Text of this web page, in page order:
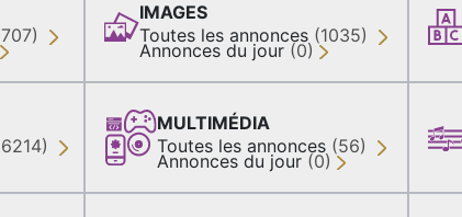
IMAGES
Toutes les annonces (1035)
Annonces du jour (0)
MULTIMÉDIA
Toutes les annonces (56)
Annonces du jour (0)